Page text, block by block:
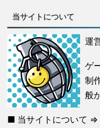
当サイトについて
運
ゲ
制
般
■ 当サイトについて ⇒